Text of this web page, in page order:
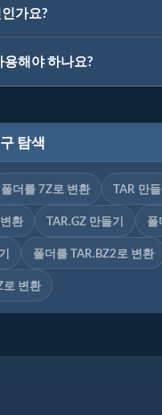
가요?
해야 하나요?
탐색
폴더를 7Z로 변환 TAR 만
환 TAR.GZ 만들기 폴
폴더를 TAR.BZ2로 변환
로 변환